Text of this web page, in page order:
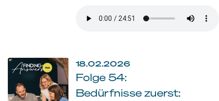
18.02.2026
Folge 54:
Bedürfnisse zuerst: